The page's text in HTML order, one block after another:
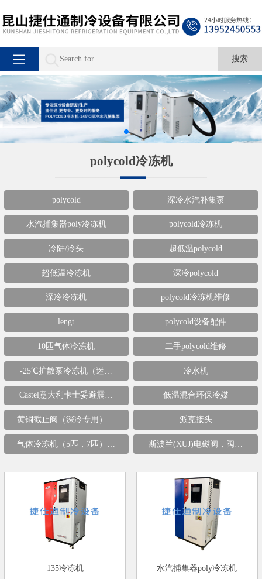
polycold冷冻机
polycold 深冷水汽补集泵
水汽捕集器poly冷冻机 polycold冷冻机
冷阱/冷头 超低温polycold
超低温冷冻机 深冷polycold
深冷冷冻机 polycold冷冻机维修
lengt polycold设备配件
10匹气体冷冻机 二手polycold维修
-25℃扩散泵冷冻机（迷… 冷水机
Castel意大利卡士妥避震… 低温混合环保冷媒
黄铜截止阀（深冷专用）… 派克接头
气体冷冻机（5匹，7匹）… 斯波兰(XUJ)电磁阀，阀…
135冷冻机 水汽捕集器poly冷冻机